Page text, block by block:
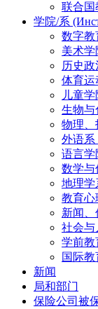
联合国
学院/系
数字
美术
历史
体育
儿童
生物
物理
外语
语言
数学
地理
教育
新闻
社会
学前
国际
新闻
局和部门
保险公司被